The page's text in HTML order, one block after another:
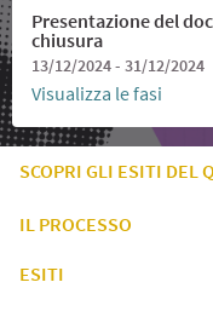
Presentazione del
chiusura
13/12/2024 - 31/12/2024
Visualizza le fasi
SCOPRI GLI ESITI DEL
IL PROCESSO
ESITI